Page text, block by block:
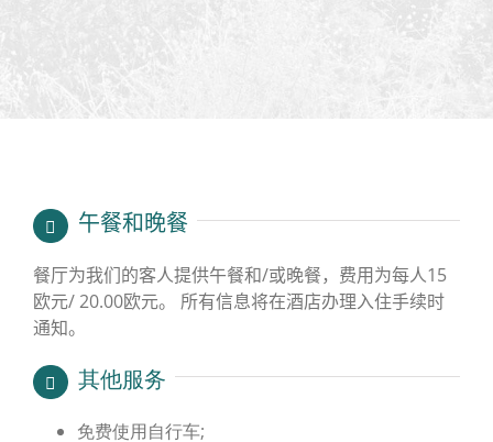
午餐和晚餐
餐厅为我们的客人提供午餐和/或晚餐，费用为每人15
欧元/ 20.00欧元。 所有信息将在酒店办理入住手续时
通知。
其他服务
免费使用自行车;